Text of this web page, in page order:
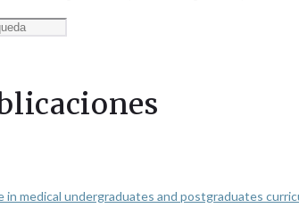
in medical undergraduates and postgraduates